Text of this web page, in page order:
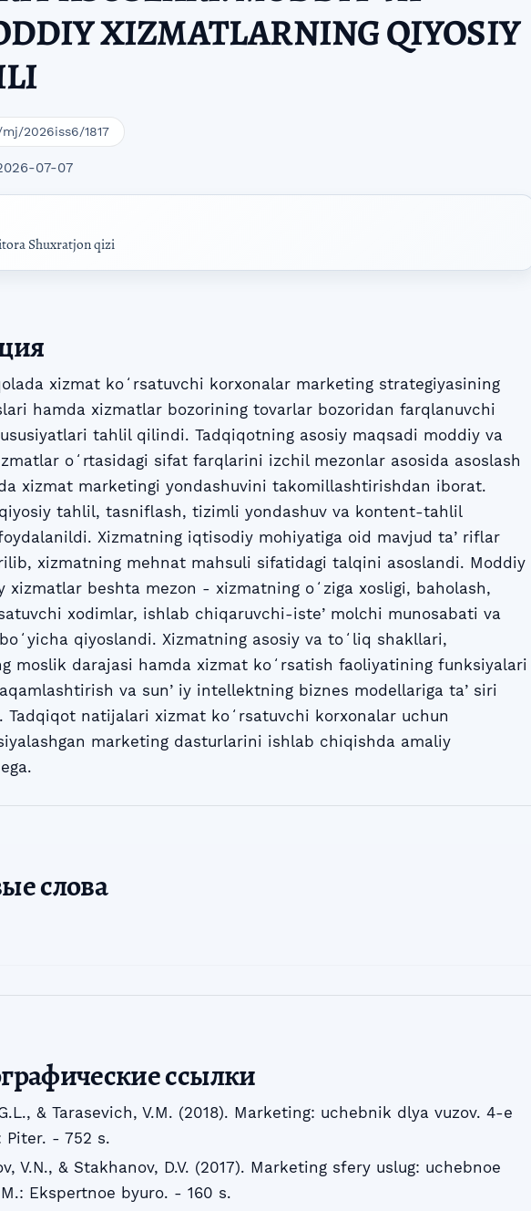
XIZMATLARNING QIYOSIY
2026iss6/1817
07-07
Shuxratjon qizi
xizmat koʻrsatuvchi korxonalar marketing strategiyasining
hamda xizmatlar bozorining tovarlar bozoridan farqlanuvchi
tahlil qilindi. Tadqiqotning asosiy maqsadi moddiy va
oʻrtasidagi sifat farqlarini izchil mezonlar asosida asoslash
xizmat marketingi yondashuvini takomillashtirishdan iborat.
tahlil, tasniflash, tizimli yondashuv va kontent-tahlil
Xizmatning iqtisodiy mohiyatiga oid mavjud taʼriflar
xizmatning mehnat mahsuli sifatidagi talqini asoslandi. Moddiy
xizmatlar beshta mezon - xizmatning oʻziga xosligi, baholash,
xodimlar, ishlab chiqaruvchi-isteʼmolchi munosabati va
qiyoslandi. Xizmatning asosiy va toʻliq shakllari,
moslik darajasi hamda xizmat koʻrsatish faoliyatining funksiyalari
va sunʼiy intellektning biznes modellariga taʼsiri
natijalari xizmat koʻrsatuvchi korxonalar uchun
marketing dasturlarini ishlab chiqishda amaliy
слова
ссылки
& Tarasevich, V.M. (2018). Marketing: uchebnik dlya vuzov. 4-e
Piter. - 752 s.
V.N., & Stakhanov, D.V. (2017). Marketing sfery uslug: uchebnoe
Ekspertnoe byuro. - 160 s.